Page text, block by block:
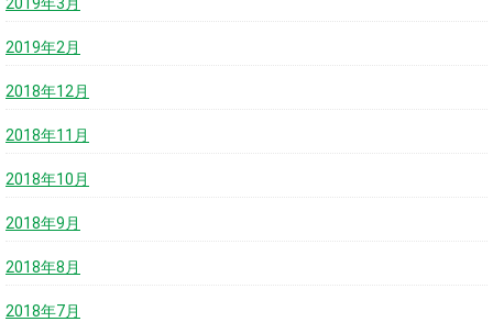
2019年3月
2019年2月
2018年12月
2018年11月
2018年10月
2018年9月
2018年8月
2018年7月